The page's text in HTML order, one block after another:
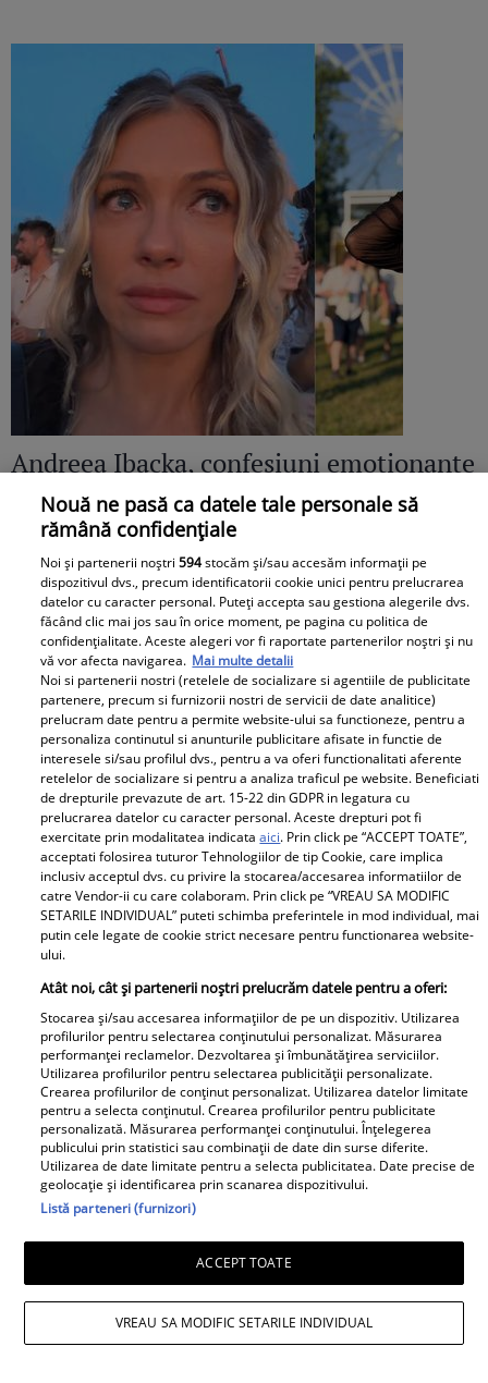
Andreea Ibacka, confesiuni emoționante
după divorțul de Cabral: „Mi-am permis
să plâng în public”
Observator News
Dronă doborâtă în premieră
deasupra României. A fost lovită
de racheta unui F-16 al Forţelor
Aeriene Române
Libertatea pentru Femei
Nouă ne pasă ca datele tale personale să
rămână confidențiale
Noi și partenerii noștri594stocăm și/sau accesăm informații pe
dispozitivul dvs., precum identificatorii cookie unici pentru prelucrarea
datelor cu caracter personal. Puteți accepta sau gestiona alegerile dvs.
făcând clic mai jos sau în orice moment, pe pagina cu politica de
confidențialitate. Aceste alegeri vor fi raportate partenerilor noștri și nu
vă vor afecta navigarea. Mai multe detalii
Noi si partenerii nostri (retelele de socializare si agentiile de publicitate
partenere, precum si furnizorii nostri de servicii de date analitice)
prelucram date pentru a permite website-ului sa functioneze, pentru a
personaliza continutul si anunturile publicitare afisate in functie de
interesele si/sau profilul dvs., pentru a va oferi functionalitati aferente
retelelor de socializare si pentru a analiza traficul pe website. Beneficiati
de drepturile prevazute de art. 15-22 din GDPR in legatura cu
prelucrarea datelor cu caracter personal. Aceste drepturi pot fi
exercitate prin modalitatea indicataaici. Prin click pe “ACCEPT TOATE”,
acceptati folosirea tuturor Tehnologiilor de tip Cookie, care implica
inclusiv acceptul dvs. cu privire la stocarea/accesarea informatiilor de
catre Vendor-ii cu care colaboram. Prin click pe “VREAU SA MODIFIC
SETARILE INDIVIDUAL” puteti schimba preferintele in mod individual, mai
putin cele legate de cookie strict necesare pentru functionarea website-
ului.
Atât noi, cât și partenerii noștri prelucrăm datele pentru a oferi:
Stocarea și/sau accesarea informațiilor de pe un dispozitiv. Utilizarea
profilurilor pentru selectarea conținutului personalizat. Măsurarea
performanței reclamelor. Dezvoltarea și îmbunătățirea serviciilor.
Utilizarea profilurilor pentru selectarea publicității personalizate.
Crearea profilurilor de conținut personalizat. Utilizarea datelor limitate
pentru a selecta conținutul. Crearea profilurilor pentru publicitate
personalizată. Măsurarea performanței conținutului. Înțelegerea
publicului prin statistici sau combinații de date din surse diferite.
Utilizarea de date limitate pentru a selecta publicitatea. Date precise de
geolocație și identificarea prin scanarea dispozitivului.
Listă parteneri (furnizori)
ACCEPT TOATE
VREAU SA MODIFIC SETARILE INDIVIDUAL